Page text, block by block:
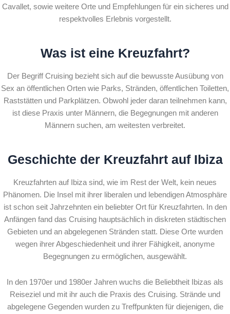
Cavallet, sowie weitere Orte und Empfehlungen für ein sicheres und
respektvolles Erlebnis vorgestellt.
Was ist eine Kreuzfahrt?
Der Begriff Cruising bezieht sich auf die bewusste Ausübung von
Sex an öffentlichen Orten wie Parks, Stränden, öffentlichen Toiletten,
Raststätten und Parkplätzen. Obwohl jeder daran teilnehmen kann,
ist diese Praxis unter Männern, die Begegnungen mit anderen
Männern suchen, am weitesten verbreitet.
Geschichte der Kreuzfahrt auf Ibiza
Kreuzfahrten auf Ibiza sind, wie im Rest der Welt, kein neues
Phänomen. Die Insel mit ihrer liberalen und lebendigen Atmosphäre
ist schon seit Jahrzehnten ein beliebter Ort für Kreuzfahrten. In den
Anfängen fand das Cruising hauptsächlich in diskreten städtischen
Gebieten und an abgelegenen Stränden statt. Diese Orte wurden
wegen ihrer Abgeschiedenheit und ihrer Fähigkeit, anonyme
Begegnungen zu ermöglichen, ausgewählt.
In den 1970er und 1980er Jahren wuchs die Beliebtheit Ibizas als
Reiseziel und mit ihr auch die Praxis des Cruising. Strände und
abgelegene Gegenden wurden zu Treffpunkten für diejenigen, die